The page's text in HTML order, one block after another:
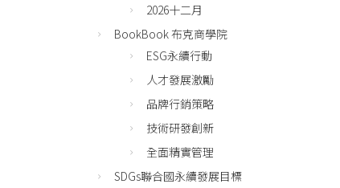
2026十二月
BookBook 布克商學院
ESG永續行動
人才發展激勵
品牌行銷策略
技術研發創新
全面精實管理
SDGs聯合國永續發展目標